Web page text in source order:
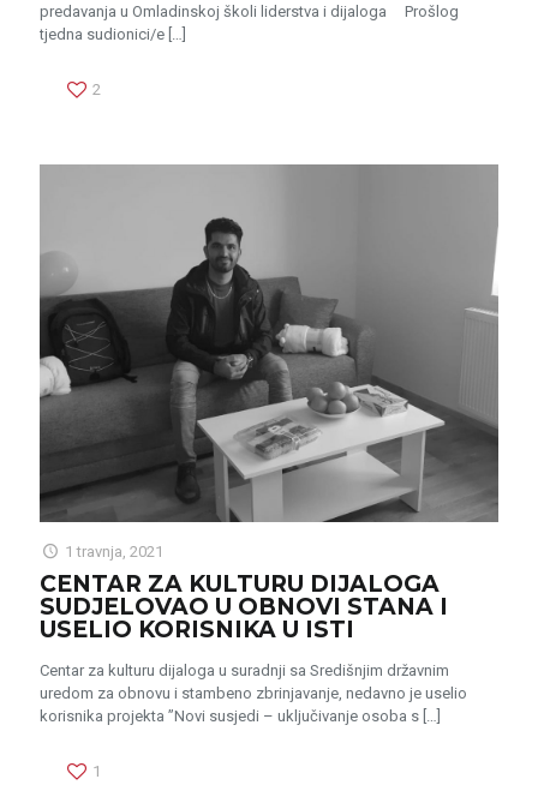
predavanja u Omladinskoj školi liderstva i dijaloga Prošlog
tjedna sudionici/e
2
1 travnja, 2021
CENTAR ZA KULTURU DIJALOGA
SUDJELOVAO U OBNOVI STANA I
USELIO KORISNIKA U ISTI
Centar za kulturu dijaloga u suradnji sa Središnjim državnim
uredom za obnovu i stambeno zbrinjavanje, nedavno je uselio
korisnika projekta ”Novi susjedi – uključivanje osoba s […]
1